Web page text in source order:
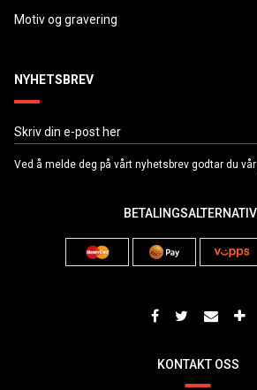
Motiv og gravering
NYHETSBREV
Ved å melde deg på vårt nyhetsbrev godtar du vår
KONTAKT OSS